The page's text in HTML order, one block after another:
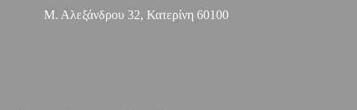
Μ. Αλεξάνδρου 32, Κατερίνη 60100